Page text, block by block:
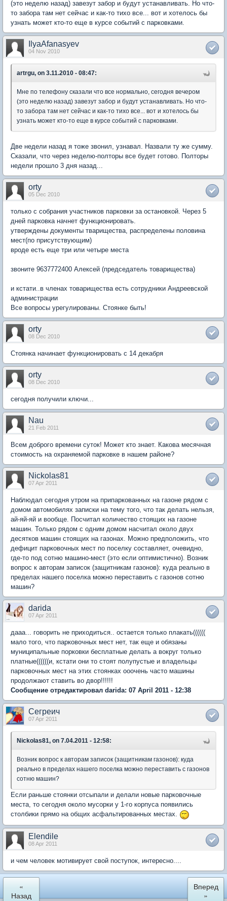
(это неделю назад) завезут забор и будут устанавливать. Но что-
то забора там нет сейчас и как-то тихо все... вот и хотелось бы
узнать может кто-то еще в курсе событий с парковками.
IlyaAfanasyev
04 Nov 2010
artrgu, on 3.11.2010 - 08:47:
Мне по телефону сказали что все нормально, сегодня вечером
(это неделю назад) завезут забор и будут устанавливать. Но что-
то забора там нет сейчас и как-то тихо все... вот и хотелось бы
узнать может кто-то еще в курсе событий с парковками.
Две недели назад я тоже звонил, узнавал. Назвали ту же сумму.
Сказали, что через неделю-полторы все будет готово. Полторы
недели прошло 3 дня назад...
orty
05 Dec 2010
только с собрания участников парковки за остановкой. Через 5
дней парковка начнет функционировать.
утверждены документы тварищества, распределены половина
мест(по присутствующим)
вроде есть еще три или четыре места
звоните 9637772400 Алексей (председатель товарищества)
и кстати..в членах товарищества есть сотрудники Андреевской
администрации
Все вопросы урегулированы. Стоянке быть!
orty
08 Dec 2010
Стоянка начинает функционировать с 14 декабря
orty
08 Dec 2010
сегодня получили ключи...
Nau
21 Feb 2011
Всем доброго времени суток! Может кто знает. Какова месячная
стоимость на охраняемой парковке в нашем районе?
Nickolas81
07 Apr 2011
Наблюдал сегодня утром на припаркованных на газоне рядом с
домом автомобилях записки на тему того, что так делать нельзя,
ай-яй-яй и вообще. Посчитал количество стоящих на газоне
машин. Только рядом с одним домом насчитал около двух
десятков машин стоящих на газонах. Можно предположить, что
дефицит парковочных мест по поселку составляет, очевидно,
где-то под сотню машино-мест (это если оптимистично). Возник
вопрос к авторам записок (защитникам газонов): куда реально в
пределах нашего поселка можно переставить с газонов сотню
машин?
darida
07 Apr 2011
дааа... говорить не приходиться.. остается только плакать((((((
мало того, что парковочных мест нет, так еще и обязаны
муниципальные порковки бесплатные делать а вокруг только
платные((((((и, кстати они то стоят полупустые и владельцы
парковочных мест на этих стоянках ооочень часто машины
продолжают ставить во двор!!!!!!
Сообщение отредактировал darida: 07 April 2011 - 12:38
Сегреич
07 Apr 2011
Nickolas81, on 7.04.2011 - 12:58:
Возник вопрос к авторам записок (защитникам газонов): куда
реально в пределах нашего поселка можно переставить с газонов
сотню машин?
Если раньше стоянки отсыпали и делали новые парковочные
места, то сегодня около мусорки у 1-го корпуса появились
столбики прямо на общих асфальтированных местах.
Elendile
08 Apr 2011
и чем человек мотивирует свой поступок, интересно....
«
Назад
Вперед
»